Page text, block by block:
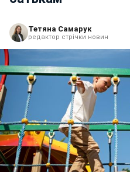
Тетяна Самарук
редактор стрічки новин